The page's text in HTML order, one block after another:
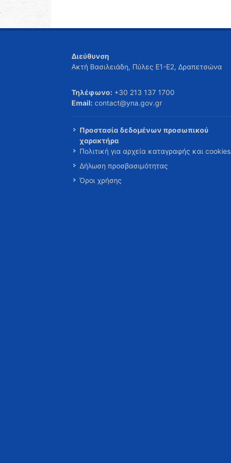
Διεύθυνση
Ακτή Βασιλειάδη, Πύλες Ε1-Ε2, Δραπετσώνα
Τηλέφωνο: +30 213 137 1700
Email: contact@yna.gov.gr
Προστασία δεδομένων προσωπικού
χαρακτήρα
Πολιτική για αρχεία καταγραφής και cookies
Δήλωση προσβασιμότητας
Όροι χρήσης